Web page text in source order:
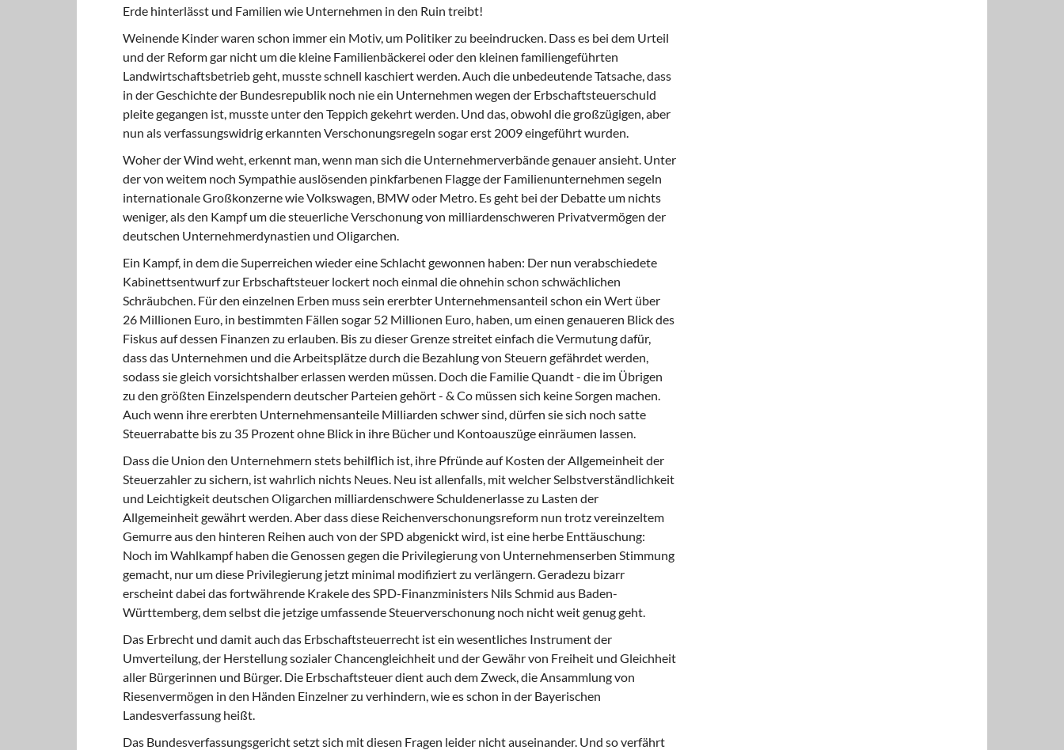
Erde hinterlässt und Familien wie Unternehmen in den Ruin treibt!
Weinende Kinder waren schon immer ein Motiv, um Politiker zu beeindrucken. Dass es bei dem Urteil
und der Reform gar nicht um die kleine Familienbäckerei oder den kleinen familiengeführten
Landwirtschaftsbetrieb geht, musste schnell kaschiert werden. Auch die unbedeutende Tatsache, dass
in der Geschichte der Bundesrepublik noch nie ein Unternehmen wegen der Erbschaftsteuerschuld
pleite gegangen ist, musste unter den Teppich gekehrt werden. Und das, obwohl die großzügigen, aber
nun als verfassungswidrig erkannten Verschonungsregeln sogar erst 2009 eingeführt wurden.
Woher der Wind weht, erkennt man, wenn man sich die Unternehmerverbände genauer ansieht. Unter
der von weitem noch Sympathie auslösenden pinkfarbenen Flagge der Familienunternehmen segeln
internationale Großkonzerne wie Volkswagen, BMW oder Metro. Es geht bei der Debatte um nichts
weniger, als den Kampf um die steuerliche Verschonung von milliardenschweren Privatvermögen der
deutschen Unternehmerdynastien und Oligarchen.
Ein Kampf, in dem die Superreichen wieder eine Schlacht gewonnen haben: Der nun verabschiedete
Kabinettsentwurf zur Erbschaftsteuer lockert noch einmal die ohnehin schon schwächlichen
Schräubchen. Für den einzelnen Erben muss sein ererbter Unternehmensanteil schon ein Wert über
26 Millionen Euro, in bestimmten Fällen sogar 52 Millionen Euro, haben, um einen genaueren Blick des
Fiskus auf dessen Finanzen zu erlauben. Bis zu dieser Grenze streitet einfach die Vermutung dafür,
dass das Unternehmen und die Arbeitsplätze durch die Bezahlung von Steuern gefährdet werden,
sodass sie gleich vorsichtshalber erlassen werden müssen. Doch die Familie Quandt - die im Übrigen
zu den größten Einzelspendern deutscher Parteien gehört - & Co müssen sich keine Sorgen machen.
Auch wenn ihre ererbten Unternehmensanteile Milliarden schwer sind, dürfen sie sich noch satte
Steuerrabatte bis zu 35 Prozent ohne Blick in ihre Bücher und Kontoauszüge einräumen lassen.
Dass die Union den Unternehmern stets behilflich ist, ihre Pfründe auf Kosten der Allgemeinheit der
Steuerzahler zu sichern, ist wahrlich nichts Neues. Neu ist allenfalls, mit welcher Selbstverständlichkeit
und Leichtigkeit deutschen Oligarchen milliardenschwere Schuldenerlasse zu Lasten der
Allgemeinheit gewährt werden. Aber dass diese Reichenverschonungsreform nun trotz vereinzeltem
Gemurre aus den hinteren Reihen auch von der SPD abgenickt wird, ist eine herbe Enttäuschung:
Noch im Wahlkampf haben die Genossen gegen die Privilegierung von Unternehmenserben Stimmung
gemacht, nur um diese Privilegierung jetzt minimal modifiziert zu verlängern. Geradezu bizarr
erscheint dabei das fortwährende Krakele des SPD-Finanzministers Nils Schmid aus Baden-
Württemberg, dem selbst die jetzige umfassende Steuerverschonung noch nicht weit genug geht.
Das Erbrecht und damit auch das Erbschaftsteuerrecht ist ein wesentliches Instrument der
Umverteilung, der Herstellung sozialer Chancengleichheit und der Gewähr von Freiheit und Gleichheit
aller Bürgerinnen und Bürger. Die Erbschaftsteuer dient auch dem Zweck, die Ansammlung von
Riesenvermögen in den Händen Einzelner zu verhindern, wie es schon in der Bayerischen
Landesverfassung heißt.
Das Bundesverfassungsgericht setzt sich mit diesen Fragen leider nicht auseinander. Und so verfährt